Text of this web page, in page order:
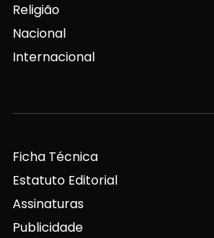
Religião
Nacional
Internacional
Ficha Técnica
Estatuto Editorial
Assinaturas
Publicidade